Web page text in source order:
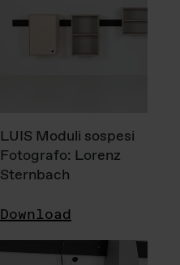
LUIS Moduli sospesi
Fotografo: Lorenz
Sternbach
Download